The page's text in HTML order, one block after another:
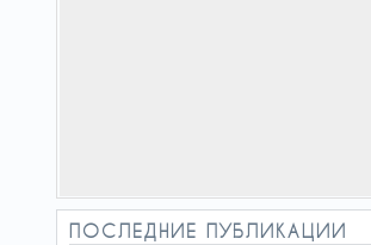
ПОСЛЕДНИЕ ПУБЛИКАЦИИ